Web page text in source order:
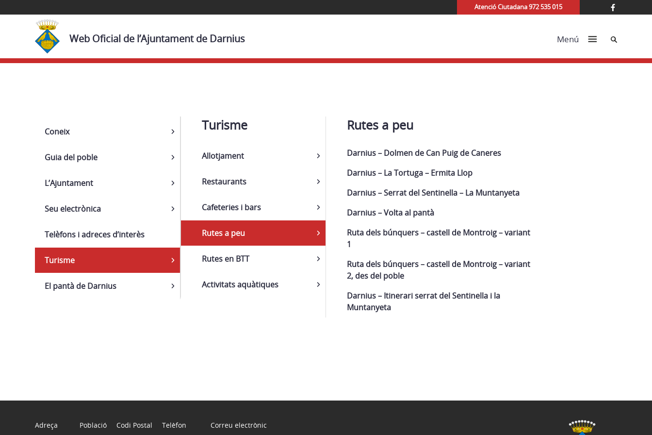
Atenció Ciutadana 972 535 015
Web Oficial de l’Ajuntament de Darnius Menú Cerca
Navega
Coneix
Guia del poble
L’Ajuntament
Seu electrònica
Telèfons i adreces d’interès
Turisme
Turisme
Allotjament
Restaurants
Cafeteries i bars
Rutes a peu
Rutes a peu
Darnius – Dolmen de Can Puig de Caneres
Darnius – La Tortuga – Ermita Llop
Darnius – Serrat del Sentinella – La Muntanyeta
Darnius – Volta al pantà
Ruta dels búnquers – castell de Montroig – variant
1
Ruta dels búnquers – castell de Montroig – variant
2, des del poble
Darnius – Itinerari serrat del Sentinella i la
Muntanyeta
Rutes en BTT
Activitats aquàtiques
El pantà de Darnius
Adreça
Població
Codi Postal
Telèfon
Correu electrònic